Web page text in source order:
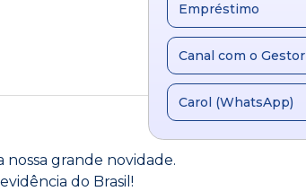
Empréstimo
Canal com o Gestor
Carol (WhatsApp)
nossa grande novidade.
do Brasil!